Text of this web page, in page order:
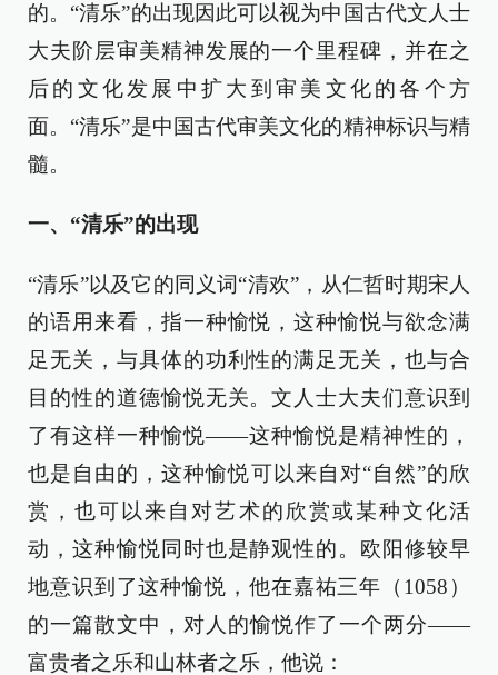
的。“清乐”的出现因此可以视为中国古代文人士
大夫阶层审美精神发展的一个里程碑，并在之
后的文化发展中扩大到审美文化的各个方
面。“清乐”是中国古代审美文化的精神标识与精
髓。
一、“清乐”的出现
“清乐”以及它的同义词“清欢”，从仁哲时期宋人
的语用来看，指一种愉悦，这种愉悦与欲念满
足无关，与具体的功利性的满足无关，也与合
目的性的道德愉悦无关。文人士大夫们意识到
了有这样一种愉悦——这种愉悦是精神性的，
也是自由的，这种愉悦可以来自对“自然”的欣
赏，也可以来自对艺术的欣赏或某种文化活
动，这种愉悦同时也是静观性的。欧阳修较早
地意识到了这种愉悦，他在嘉祐三年（1058）
的一篇散文中，对人的愉悦作了一个两分——
富贵者之乐和山林者之乐，他说：